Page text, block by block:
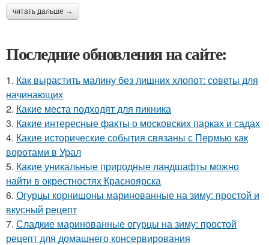
читать дальше →
Последние обновления на сайте:
1. Как вырастить малину без лишних хлопот: советы для
начинающих
2. Какие места подходят для пикника
3. Какие интересные факты о московских парках и садах
4. Какие исторические события связаны с Пермью как
воротами в Урал
5. Какие уникальные природные ландшафты можно
найти в окрестностях Красноярска
6. Огурцы корнишоны маринованные на зиму: простой и
вкусный рецепт
7. Сладкие маринованные огурцы на зиму: простой
рецепт для домашнего консервирования